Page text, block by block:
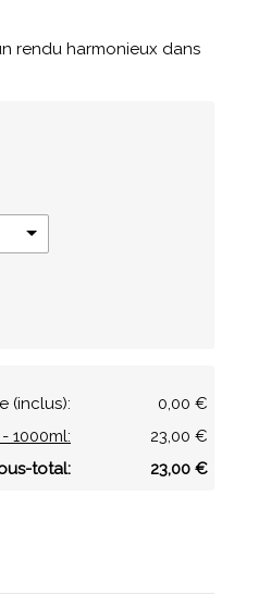
rendu harmonieux dans
(inclus):
0,00 €
1000ml:
23,00 €
total:
23,00 €